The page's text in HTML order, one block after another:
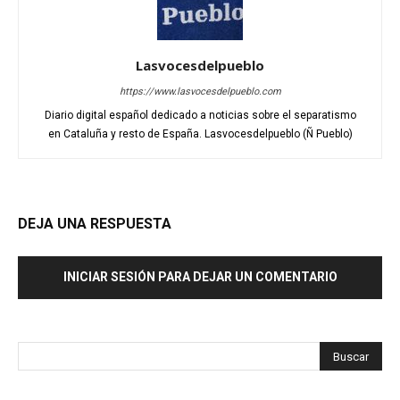
Lasvocesdelpueblo
https://www.lasvocesdelpueblo.com
Diario digital español dedicado a noticias sobre el separatismo
en Cataluña y resto de España. Lasvocesdelpueblo (Ñ Pueblo)
DEJA UNA RESPUESTA
INICIAR SESIÓN PARA DEJAR UN COMENTARIO